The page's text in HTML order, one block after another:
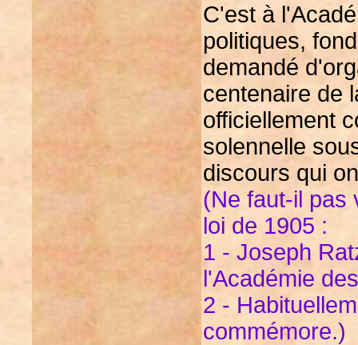
C'est à
politiques,
demandé
centenaire de
officiellement
solennelle
discours qui
(Ne faut-il pas
loi de 1905 :
1 - Joseph
l'Académie
2 -
commémore.)